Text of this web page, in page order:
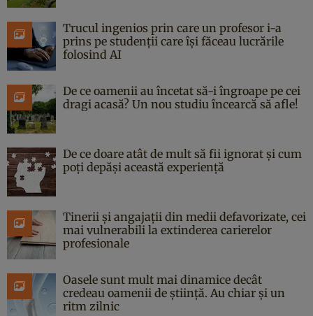
Trucul ingenios prin care un profesor i-a
prins pe studenții care își făceau lucrările
folosind AI
De ce oamenii au încetat să-i îngroape pe cei
dragi acasă? Un nou studiu încearcă să afle!
De ce doare atât de mult să fii ignorat și cum
poți depăși această experiență
Tinerii și angajații din medii defavorizate, cei
mai vulnerabili la extinderea carierelor
profesionale
Oasele sunt mult mai dinamice decât
credeau oamenii de știință. Au chiar și un
ritm zilnic